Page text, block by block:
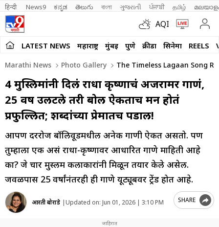
हिन्दी News9 ಕನ್ನಡ తెలుగు বাংলা ગુજરાતી ਪੰਜਾਬੀ தமிழ்
AQI
LATEST NEWS महाराष्ट्र मुंबई पुणे क्रीडा सिनेमा REELS
Marathi News Photo Gallery The Timeless Lagaan Song
4 मुस्लिमांनी दिलं राधा कृष्णाचं अजरामर गाणं,
25 वर्ष उलटले तरी बोल ऐकताच मन होतं
प्रफुल्लित; शब्दांच्या प्रेमातच पडाल!
आपण दररोज बॉलिवूडमधील अनेक गाणी ऐकत असतो. पण
तुम्हाला एक असं राधा-कृष्णावर आधारित गाणे माहिती आहे
का? जे चार मुस्लीम कलाकारांनी मिळून तयार केले असेल.
जवळपास 25 वर्षांनंतरही ही गाणे यूट्यूबवर ट्रेंड होत आहे.
आरती बोराडे |Updated on: Jun 01, 2026 | 3:10 PM SHARE